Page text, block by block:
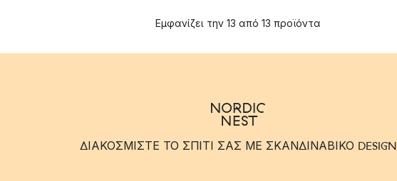
Εμφανίζει την 13 από 13 προϊόντα
ΔΙΑΚΟΣΜΙΣΤΕ ΤΟ ΣΠΙΤΙ ΣΑΣ ΜΕ ΣΚΑΝΔΙΝΑΒΙΚΟ DESIGN